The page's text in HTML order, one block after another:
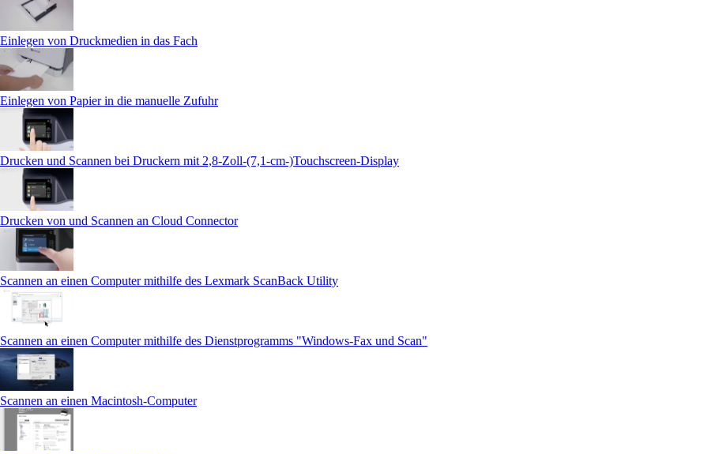
Einlegen von Druckmedien in das Fach
Einlegen von Papier in die manuelle Zufuhr
Drucken und Scannen bei Druckern mit 2,8-Zoll-(7,1-cm-)Touchscreen‑Display
Drucken von und Scannen an Cloud Connector
Scannen an einen Computer mithilfe des Lexmark ScanBack Utility
Scannen an einen Computer mithilfe des Dienstprogramms "Windows-Fax und Scan"
Scannen an einen Macintosh-Computer